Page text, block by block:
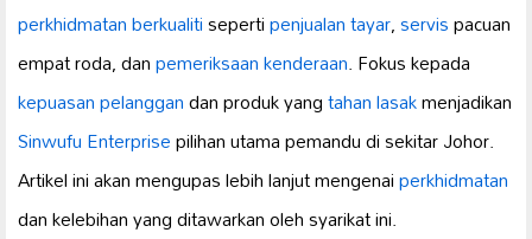
perkhidmatan berkualitisepertipenjualan tayar,servispacuan
empat roda, danpemeriksaan kenderaan. Fokus kepada
kepuasan pelanggandan produk yangtahan lasakmenjadikan
Sinwufu Enterprisepilihan utama pemandu di sekitar Johor.
Artikel ini akan mengupas lebih lanjut mengenaiperkhidmatan
dan kelebihan yang ditawarkan oleh syarikat ini.